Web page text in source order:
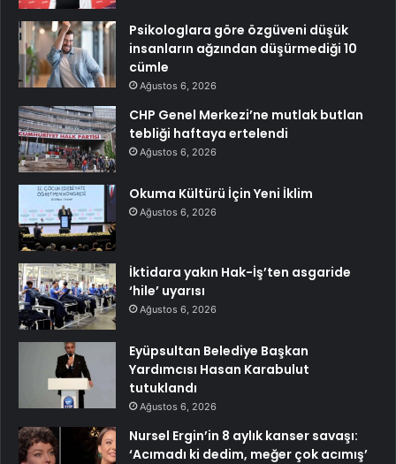
Psikologlara göre özgüveni düşük
insanların ağzından düşürmediği 10
cümle
Ağustos 6, 2026
CHP Genel Merkezi’ne mutlak butlan
tebliği haftaya ertelendi
Ağustos 6, 2026
Okuma Kültürü İçin Yeni İklim
Ağustos 6, 2026
İktidara yakın Hak-İş’ten asgaride
‘hile’ uyarısı
Ağustos 6, 2026
Eyüpsultan Belediye Başkan
Yardımcısı Hasan Karabulut
tutuklandı
Ağustos 6, 2026
Nursel Ergin’in 8 aylık kanser savaşı:
‘Acımadı ki dedim, meğer çok acımış’